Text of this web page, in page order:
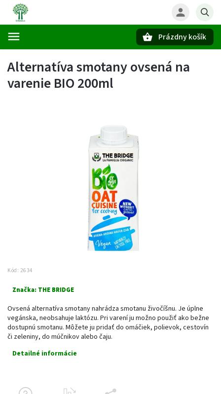
Prázdny košík
Alternatíva smotany ovsená na
varenie BIO 200ml
Kód: 2634
Značka: THE BRIDGE
Ovsená alternatíva smotany nahrádza smotanu živočíšnu. Je úplne
vegánska, neobsahuje laktózu. Pri varení ju možno použiť ako bežne
dostupnú smotanu. Môžete ju pridať do omáčiek, polievok, cestovín
či zeleniny, do múčnikov alebo čaju.
Detailné informácie